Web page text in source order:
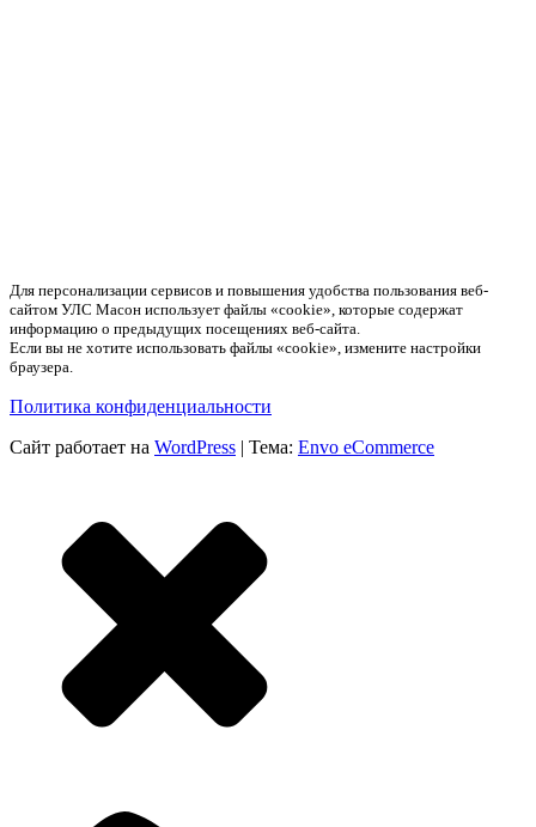
Для персонализации сервисов и повышения удобства пользования веб-
сайтом УЛС Масон использует файлы «cookie», которые содержат
информацию о предыдущих посещениях веб-сайта.
Если вы не хотите использовать файлы «cookie», измените настройки
браузера.
Политика конфиденциальности
Сайт работает на WordPress | Тема: Envo eCommerce